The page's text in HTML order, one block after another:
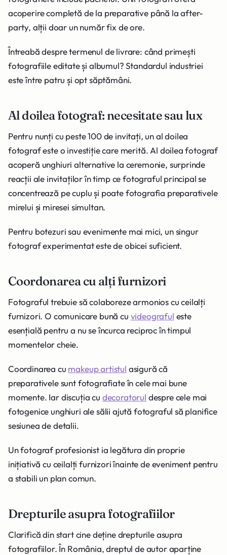
acoperire completă de la preparative până la after-
party, alții doar un număr fix de ore.
Întreabă despre termenul de livrare: când primești
fotografiile editate și albumul? Standardul industriei
este între patru și opt săptămâni.
Al doilea fotograf: necesitate sau lux
Pentru nunți cu peste 100 de invitați, un al doilea
fotograf este o investiție care merită. Al doilea fotograf
acoperă unghiuri alternative la ceremonie, surprinde
reacții ale invitaților în timp ce fotograful principal se
concentrează pe cuplu și poate fotografia preparativele
mirelui și miresei simultan.
Pentru botezuri sau evenimente mai mici, un singur
fotograf experimentat este de obicei suficient.
Coordonarea cu alți furnizori
Fotograful trebuie să colaboreze armonios cu ceilalți
furnizori. O comunicare bună cu videograful este
esențială pentru a nu se încurca reciproc în timpul
momentelor cheie.
Coordinarea cu makeup artistul asigură că
preparativele sunt fotografiate în cele mai bune
momente. Iar discuția cu decoratorul despre cele mai
fotogenice unghiuri ale sălii ajută fotograful să planifice
sesiunea de detalii.
Un fotograf profesionist ia legătura din proprie
inițiativă cu ceilalți furnizori înainte de eveniment pentru
a stabili un plan comun.
Drepturile asupra fotografiilor
Clarifică din start cine deține drepturile asupra
fotografiilor. În România, dreptul de autor aparține